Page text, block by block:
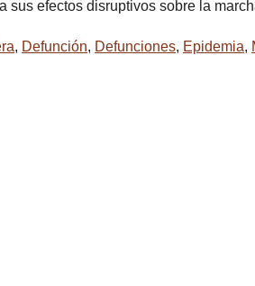
sus efectos disruptivos sobre la
, Defunción, Defunciones, Epidemia,